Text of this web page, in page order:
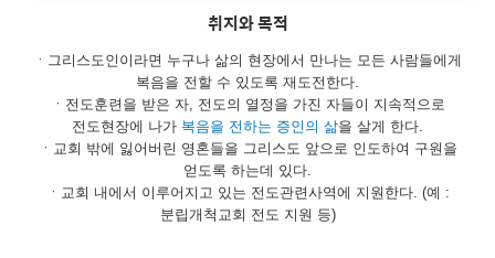
취지와 목적
ㆍ그리스도인이라면 누구나 삶의 현장에서 만나는 모든 사람들에게
복음을 전할 수 있도록 재도전한다.
ㆍ전도훈련을 받은 자, 전도의 열정을 가진 자들이 지속적으로
전도현장에 나가 복음을 전하는 증인의 삶을 살게 한다.
ㆍ교회 밖에 잃어버린 영혼들을 그리스도 앞으로 인도하여 구원을
얻도록 하는데 있다.
ㆍ교회 내에서 이루어지고 있는 전도관련사역에 지원한다. (예 :
분립개척교회 전도 지원 등)